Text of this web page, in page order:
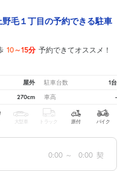
毛１丁目の予約できる駐車
10～15分 予約できてオススメ！
屋外 駐車台数 1台
270cm 車高 -
大型車 トラック 原付 バイク
0:00 ～ 0:00 契